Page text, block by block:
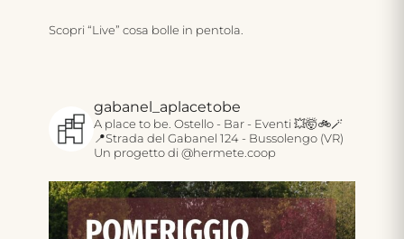
Scopri “Live” cosa bolle in pentola.
gabanel_aplacetobe
A place to be. Ostello - Bar - Eventi 💥🤯🚲🪄
📍Strada del Gabanel 124 - Bussolengo (VR)
Un progetto di @hermete.coop